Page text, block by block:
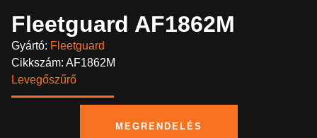
Fleetguard AF1862M
Gyártó: Fleetguard
Cikkszám: AF1862M
Levegőszűrő
MEGRENDELÉS